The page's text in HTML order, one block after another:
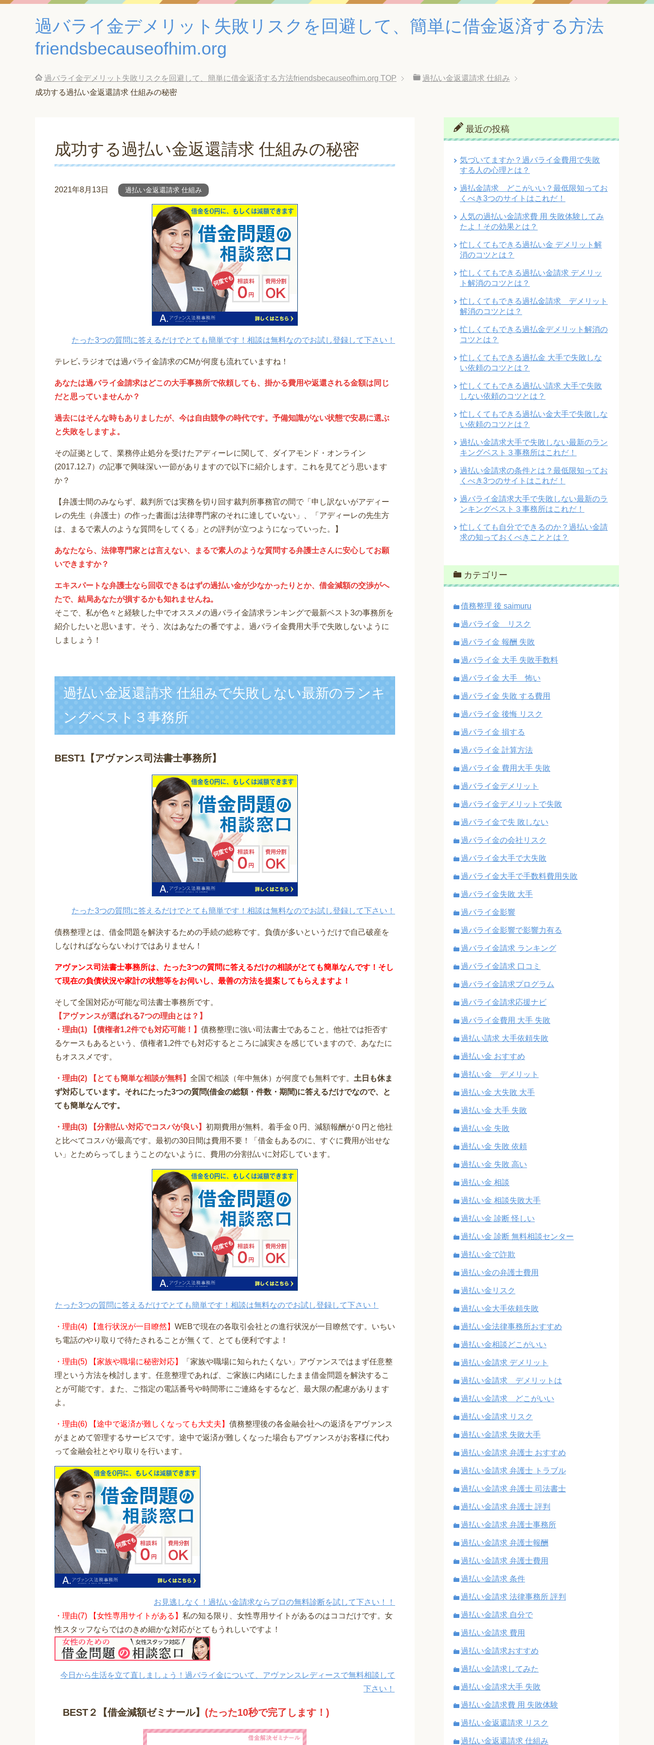
過バライ金デメリット失敗リスクを回避して、簡単に借金返済する方法
friendsbecauseofhim.org
過バライ金デメリット失敗リスクを回避して、簡単に借金返済する方法friendsbecauseofhim.org TOP
過払い金返還請求 仕組み
成功する過払い金返還請求 仕組みの秘密
成功する過払い金返還請求 仕組みの秘密
2021年8月13日 過払い金返還請求 仕組み
たった3つの質問に答えるだけでとても簡単です！相談は無料なのでお試し登録して下さい！
テレビ､ラジオでは過バライ金請求のCMが何度も流れていますね！
あなたは過バライ金請求はどこの大手事務所で依頼しても、掛かる費用や返還される金額は同じ
だと思っていませんか？
過去にはそんな時もありましたが、今は自由競争の時代です。予備知識がない状態で安易に選ぶ
と失敗をしますよ。
その証拠として、業務停止処分を受けたアディーレに関して、ダイアモンド・オンライン
(2017.12.7）の記事で興味深い一節がありますので以下に紹介します。これを見てどう思います
か？
【弁護士間のみならず、裁判所では実務を切り回す裁判所事務官の間で「申し訳ないがアディー
レの先生（弁護士）の作った書面は法律専門家のそれに達していない」、「アディーレの先生方
は、まるで素人のような質問をしてくる」との評判が立つようになっていった。】
あなたなら、法律専門家とは言えない、まるで素人のような質問する弁護士さんに安心してお願
いできますか？
エキスパートな弁護士なら回収できるはずの過払い金が少なかったりとか、借金減額の交渉がへ
たで、結局あなたが損するかも知れませんね。
そこで、私が色々と経験した中でオススメの過バライ金請求ランキングで最新ベスト3の事務所を
紹介したいと思います。そう、次はあなたの番ですよ。過バライ金費用大手で失敗しないように
しましょう！
過払い金返還請求 仕組みで失敗しない最新のランキ
ングベスト３事務所
BEST1 【アヴァンス司法書士事務所】
たった3つの質問に答えるだけでとても簡単です！相談は無料なのでお試し登録して下さい！
債務整理とは、借金問題を解決するための手続の総称です。負債が多いというだけで自己破産を
しなければならないわけではありません！
アヴァンス司法書士事務所は、 たった3つの質問に答えるだけの相談がとても簡単なんです！そし
て現在の負債状況や家計の状態等をお伺いし、最善の方法を提案してもらえますよ！
そして全国対応が可能な司法書士事務所です。
【アヴァンスが選ばれる7つの理由とは？】
・理由(1) 【債権者1,2件でも対応可能！】 債務整理に強い司法書士であること。他社では拒否す
るケースもあるという、債権者1,2件でも対応するところに誠実さを感じていますので、あなたに
もオススメです。
・理由(2) 【とても簡単な相談が無料】 全国で相談（年中無休）が何度でも無料です。 土日も休ま
ず対応しています。それにたった3つの質問(借金の総額・件数・期間)に答えるだけでなので、と
ても簡単なんです。
・理由(3) 【分割払い対応でコスパが良い】 初期費用が無料。着手金０円、減額報酬が０円と他社
と比べてコスパが最高です。最初の30日間は費用不要！「借金もあるのに、すぐに費用が出せな
い」とためらってしまうことのないように、費用の分割払いに対応しています。
たった3つの質問に答えるだけでとても簡単です！相談は無料なのでお試し登録して下さい！
・理由(4) 【進行状況が一目瞭然】 WEBで現在の各取引会社との進行状況が一目瞭然です。いちい
ち電話のやり取りで待たされることが無くて、とても便利ですよ！
・理由(5) 【家族や職場に秘密対応】
「家族や職場に知られたくない」アヴァンスではまず任意整
理という方法を検討します。任意整理であれば、ご家族に内緒にしたまま借金問題を解決するこ
とが可能です。また、ご指定の電話番号や時間帯にご連絡をするなど、最大限の配慮があります
よ。
・理由(6) 【途中で返済が難しくなっても大丈夫】 債務整理後の各金融会社への返済をアヴァンス
がまとめて管理するサービスです。途中で返済が難しくなった場合もアヴァンスがお客様に代わ
って金融会社とやり取りを行います。
お見逃しなく！過払い金請求ならプロの無料診断を試して下さい！！
・理由(7) 【女性専用サイトがある】 私の知る限り、女性専用サイトがあるのはココだけです。女
性スタッフならではのきめ細かな対応がとてもうれしいですよ！
今日から生活を立て直しましょう！過バライ金について、アヴァンスレディースで無料相談して
下さい！
BEST２【借金減額ゼミナール】 (たった10秒で完了します！)
最近の投稿
気づいてますか？過バライ金費用で失敗
する人の心理とは？
過払金請求 どこがいい？最低限知ってお
くべき3つのサイトはこれだ！
人気の過払い金請求費 用 失敗体験してみ
たよ！その効果とは？
忙しくてもできる過払い金 デメリット解
消のコツとは？
忙しくてもできる過払い金請求 デメリッ
ト解消のコツとは？
忙しくてもできる過払金請求 デメリット
解消のコツとは？
忙しくてもできる過払金デメリット解消の
コツとは？
忙しくてもできる過払金 大手で失敗しな
い依頼のコツとは？
忙しくてもできる過払い請求 大手で失敗
しない依頼のコツとは？
忙しくてもできる過払い金大手で失敗しな
い依頼のコツとは？
過払い金請求大手で失敗しない最新のラン
キングベスト３事務所はこれだ！
過払い金請求の条件とは？最低限知ってお
くべき3つのサイトはこれだ！
過バライ金請求大手で失敗しない最新のラ
ンキングベスト３事務所はこれだ！
忙しくても自分でできるのか？過払い金請
求の知っておくべきこととは？
カテゴリー
債務整理 後 saimuru
過バライ金 リスク
過バライ金 報酬 失敗
過バライ金 大手 失敗手数料
過バライ金 大手 怖い
過バライ金 失敗 する費用
過バライ金 後悔 リスク
過バライ金 損する
過バライ金 計算方法
過バライ金 費用大手 失敗
過バライ金デメリット
過バライ金デメリットで失敗
過バライ金で失 敗しない
過バライ金の会社リスク
過バライ金大手で大失敗
過バライ金大手で手数料費用失敗
過バライ金失敗 大手
過バライ金影響
過バライ金影響で影響力有る
過バライ金請求 ランキング
過バライ金請求 口コミ
過バライ金請求プログラム
過バライ金請求応援ナビ
過バライ金費用 大手 失敗
過払い請求 大手依頼失敗
過払い金 おすすめ
過払い金 デメリット
過払い金 大失敗 大手
過払い金 大手 失敗
過払い金 失敗
過払い金 失敗 依頼
過払い金 失敗 高い
過払い金 相談
過払い金 相談失敗大手
過払い金 診断 怪しい
過払い金 診断 無料相談センター
過払い金で詐欺
過払い金の弁護士費用
過払い金リスク
過払い金大手依頼失敗
過払い金法律事務所おすすめ
過払い金相談どこがいい
過払い金請求 デメリット
過払い金請求 デメリットは
過払い金請求 どこがいい
過払い金請求 リスク
過払い金請求 失敗大手
過払い金請求 弁護士 おすすめ
過払い金請求 弁護士 トラブル
過払い金請求 弁護士 司法書士
過払い金請求 弁護士 評判
過払い金請求 弁護士事務所
過払い金請求 弁護士報酬
過払い金請求 弁護士費用
過払い金請求 条件
過払い金請求 法律事務所 評判
過払い金請求 自分で
過払い金請求 費用
過払い金請求おすすめ
過払い金請求してみた
過払い金請求大手 失敗
過払い金請求費 用 失敗体験
過払い金返還請求 リスク
過払い金返還請求 仕組み